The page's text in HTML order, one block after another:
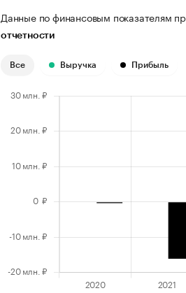
Данные по финансовым показателям
отчетности
Все Выручка Прибыль